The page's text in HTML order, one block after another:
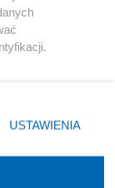
prywatności
zgody
takiemu
USTAWIENIA